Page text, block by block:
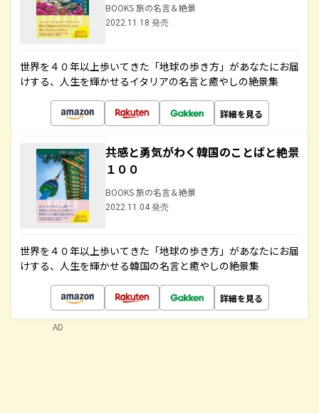
BOOKS 旅の名言＆絶景
2022.11.18 発売
世界を４０年以上歩いてきた「地球の歩き方」があなたにお届
けする、人生を輝かせるイタリアの名言と癒やしの絶景集
詳細を見る
共感と勇気がわく韓国のことばと絶景
１００
BOOKS 旅の名言＆絶景
2022.11.04 発売
世界を４０年以上歩いてきた「地球の歩き方」があなたにお届
けする、人生を輝かせる韓国の名言と癒やしの絶景集
詳細を見る
AD